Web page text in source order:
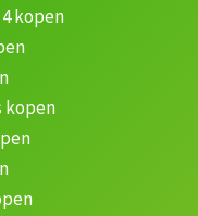
kopen
kopen